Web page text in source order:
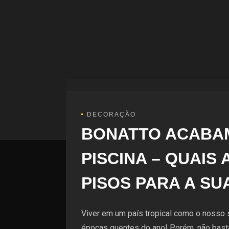
DECORAÇÃO
BONATTO
PISCINA – QUAIS
PISOS PARA A
Viver em um país tropical como o nosso